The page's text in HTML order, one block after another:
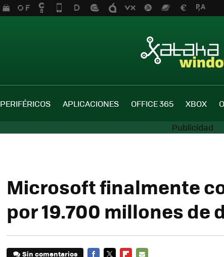
PERIFÉRICOS APLICACIONES OFFICE 365 XBOX
Microsoft finalmente
por 19.700 millones de
Sin comentarios